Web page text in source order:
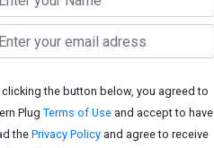
clicking the button below, you agreed to
Plug Terms of Useand accept to have
the Privacy Policyand agree to receive